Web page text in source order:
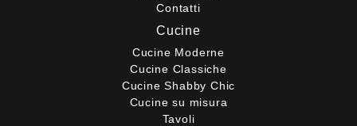
Contatti
Cucine
Cucine Moderne
Cucine Classiche
Cucine Shabby Chic
Cucine su misura
Tavoli